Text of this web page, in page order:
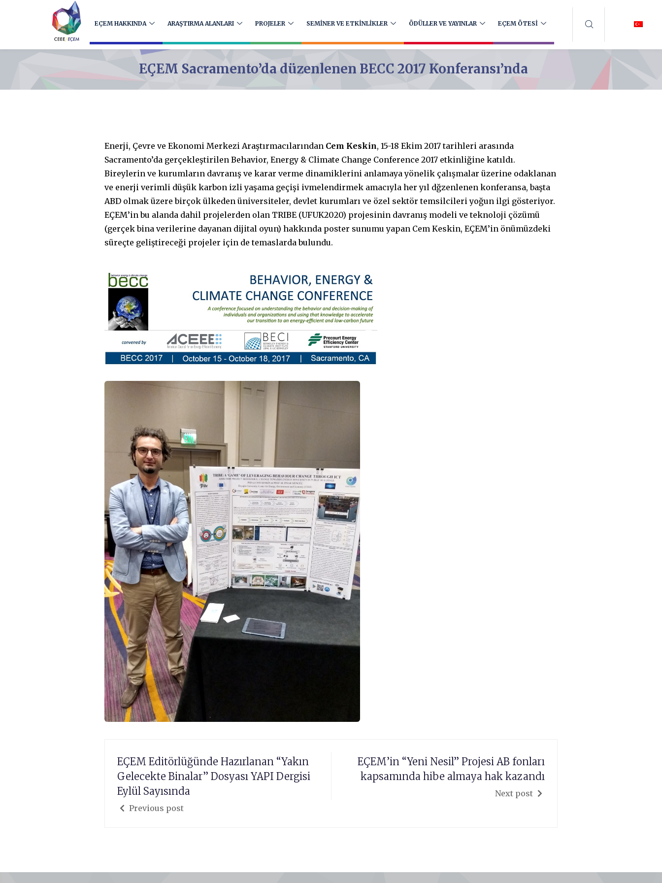
EÇEM HAKKINDA ARAŞTIRMA ALANLARI PROJELER SEMİNER VE ETKİNLİKLER ÖDÜLLER VE YAYINLAR EÇEM ÖTESİ
EÇEM Sacramento’da düzenlenen BECC 2017 Konferansı’nda
Enerji, Çevre ve Ekonomi Merkezi Araştırmacılarından Cem Keskin, 15-18 Ekim 2017 tarihleri arasında
Sacramento’da gerçekleştirilen Behavior, Energy & Climate Change Conference 2017 etkinliğine katıldı.
Bireylerin ve kurumların davranış ve karar verme dinamiklerini anlamaya yönelik çalışmalar üzerine odaklanan
ve enerji verimli düşük karbon izli yaşama geçişi ivmelendirmek amacıyla her yıl dğzenlenen konferansa, başta
ABD olmak üzere birçok ülkeden üniversiteler, devlet kurumları ve özel sektör temsilcileri yoğun ilgi gösteriyor.
EÇEM’in bu alanda dahil projelerden olan TRIBE (UFUK2020) projesinin davranış modeli ve teknoloji çözümü
(gerçek bina verilerine dayanan dijital oyun) hakkında poster sunumu yapan Cem Keskin, EÇEM’in önümüzdeki
süreçte geliştireceği projeler için de temaslarda bulundu.
EÇEM Editörlüğünde Hazırlanan “Yakın
Gelecekte Binalar” Dosyası YAPI Dergisi
Eylül Sayısında
Previous post
EÇEM’in “Yeni Nesil” Projesi AB fonları
kapsamında hibe almaya hak kazandı
Next post